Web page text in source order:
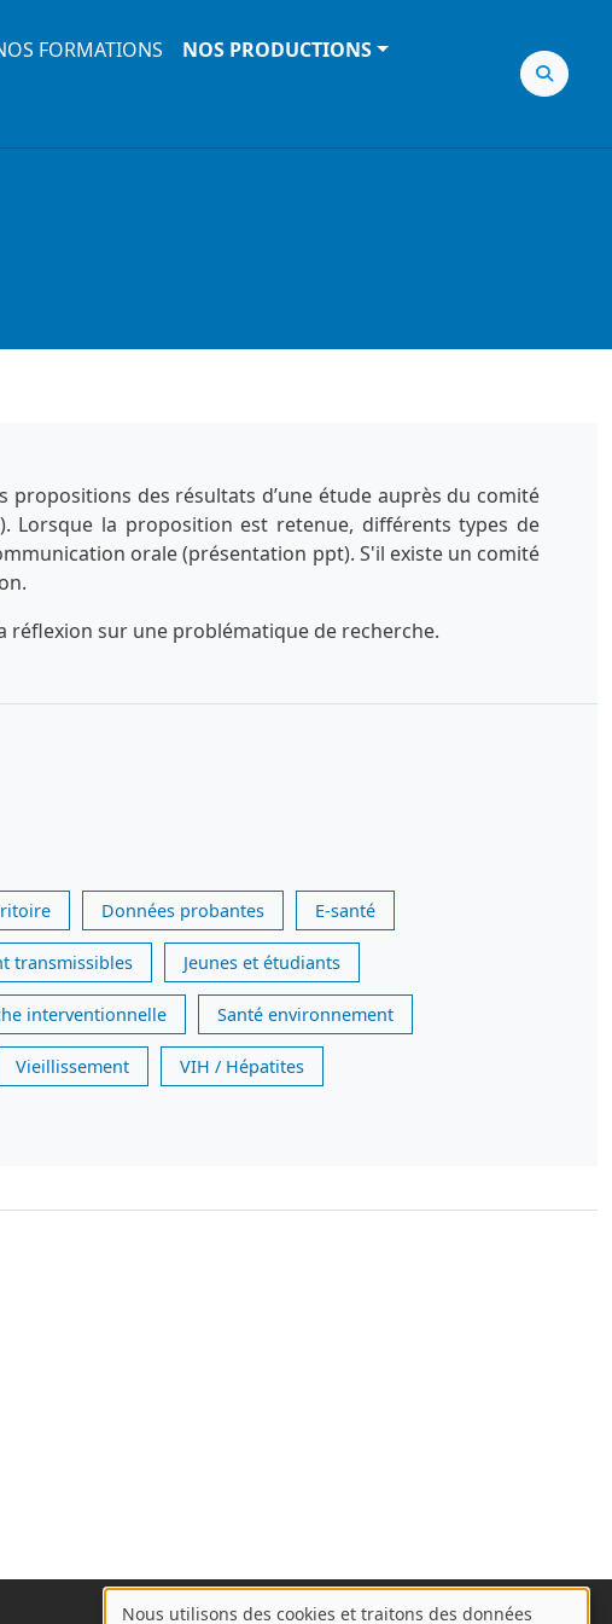
FORMATIONS
NOS PRODUCTIONS
propositions des résultats d’une étude auprès du comité
Lorsque la proposition est retenue, différents types de
orale (présentation ppt). S'il existe un comité
réflexion sur une problématique de recherche.
Données probantes E-santé
transmissibles Jeunes et étudiants
interventionnelle Santé environnement
Vieillissement VIH / Hépatites
Nous utilisons des cookies et traitons des données